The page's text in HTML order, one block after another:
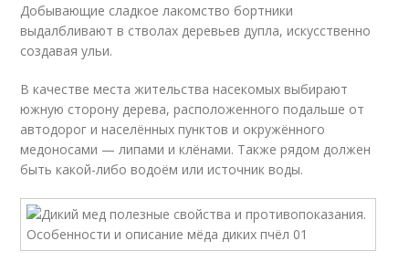
Добывающие сладкое лакомство бортники
выдалбливают в стволах деревьев дупла, искусственно
создавая ульи.
В качестве места жительства насекомых выбирают
южную сторону дерева, расположенного подальше от
автодорог и населённых пунктов и окружённого
медоносами — липами и клёнами. Также рядом должен
быть какой-либо водоём или источник воды.